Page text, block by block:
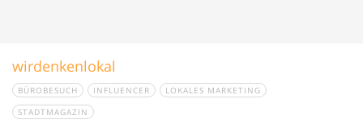
wirdenkenlokal
BÜROBESUCH INFLUENCER
LOKALES MARKETING
STADTMAGAZIN